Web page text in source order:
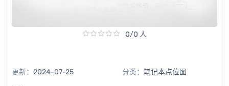
0/0 人
更新： 2024-07-25 分类： 笔记本点位图